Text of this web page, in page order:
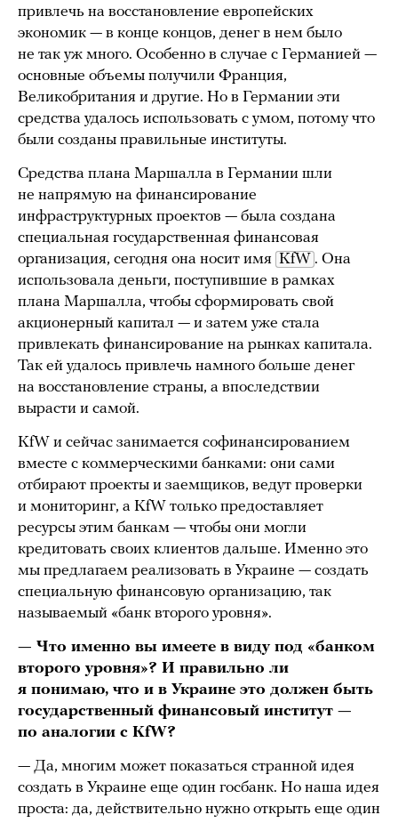
привлечь на восстановление европейских
экономик — в конце концов, денег в нем было
не так уж много. Особенно в случае с Германией —
основные объемы получили Франция,
Великобритания и другие. Но в Германии эти
средства удалось использовать с умом, потому что
были созданы правильные институты.
Средства плана Маршалла в Германии шли
не напрямую на финансирование
инфраструктурных проектов — была создана
специальная государственная финансовая
организация, сегодня она носит имя KfW . Она
использовала деньги, поступившие в рамках
плана Маршалла, чтобы сформировать свой
акционерный капитал — и затем уже стала
привлекать финансирование на рынках капитала.
Так ей удалось привлечь намного больше денег
на восстановление страны, а впоследствии
вырасти и самой.
KfW и сейчас занимается софинансированием
вместе с коммерческими банками: они сами
отбирают проекты и заемщиков, ведут проверки
и мониторинг, а KfW только предоставляет
ресурсы этим банкам — чтобы они могли
кредитовать своих клиентов дальше. Именно это
мы предлагаем реализовать в Украине — создать
специальную финансовую организацию, так
называемый «банк второго уровня».
— Что именно вы имеете в виду под «банком
второго уровня»? И правильно ли
я понимаю, что и в Украине это должен быть
государственный финансовый институт —
по аналогии с KfW?
— Да, многим может показаться странной идея
создать в Украине еще один госбанк. Но наша идея
проста: да, действительно нужно открыть еще один